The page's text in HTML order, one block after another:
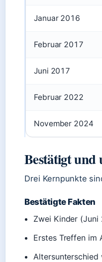
Januar 2016
Februar 2017
Juni 2017
Februar 2022
November 2024
Bestätigt und
Drei Kernpunkte
Bestätigte Fakten
Zwei Kinder (Juni
Erstes Treffen im
Altersunterschied